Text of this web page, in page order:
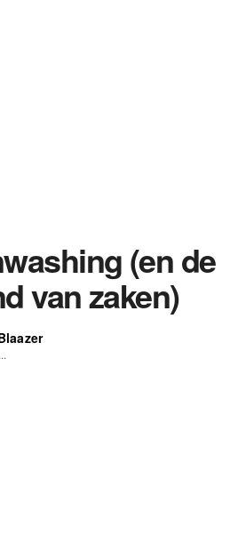
(en de
van zaken)